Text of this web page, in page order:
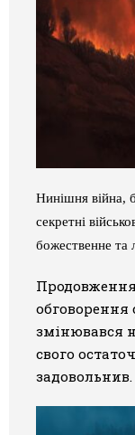
Нинішня війна,
секретні
божественне
Продовження
обговорення
змінювався
свого
задовольнив.